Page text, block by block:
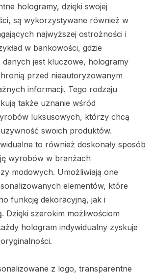
hologramy, dzięki swojej
są wykorzystywane również w
najwyższej ostrożności i
w bankowości, gdzie
danych jest kluczowe, hologramy
przed nieautoryzowanym
informacji. Tego rodzaju
także uznanie wśród
luksusowych, którzy chcą
swoich produktów.
to również doskonały sposób
wyrobów w branżach
modowych. Umożliwiają one
elementów, które
funkcję dekoracyjną, jak i
Dzięki szerokim możliwościom
hologram indywidualny zyskuje
z logo, transparentne